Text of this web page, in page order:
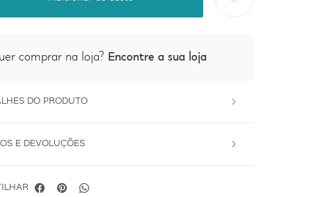
comprar na loja? Encontre a sua loja
DO PRODUTO
E DEVOLUÇÕES